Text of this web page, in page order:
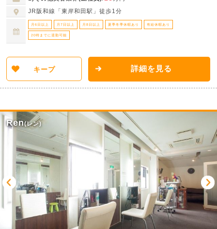
JR阪和線「東岸和田駅」徒歩1分
月6日以上 月7日以上 月8日以上 夏季冬季休暇あり 有給休暇あり
20時までに退勤可能
キープ 詳細を見る
Ren(レン)